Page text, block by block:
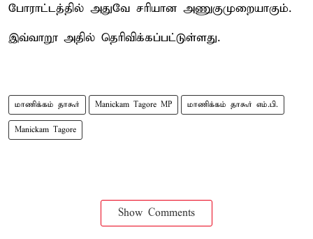
போராட்டத்தில் அதுவே சரியான அணுகுமுறையாகும்.
இவ்வாறூ அதில் தெரிவிக்கப்பட்டுள்ளது.
மாணிக்கம் தாகூர் Manickam Tagore MP மாணிக்கம் தாகூர் எம்.பி.
Manickam Tagore
Show Comments